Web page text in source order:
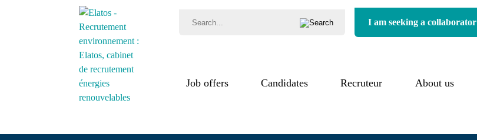
I am seeking a collaborator
Job offers Candidates
Jobs Recruteur
Our process About us
About us